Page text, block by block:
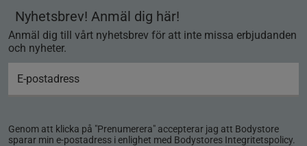
Nyhetsbrev! Anmäl dig här!
Anmäl dig till vårt nyhetsbrev för att inte missa erbjudanden
och nyheter.
Genom att klicka på "Prenumerera" accepterar jag att Bodystore
sparar min e-postadress i enlighet med Bodystores Integritetspolicy.